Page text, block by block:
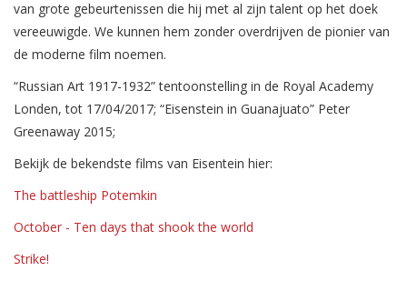
van grote gebeurtenissen die hij met al zijn talent op het doek
vereeuwigde. We kunnen hem zonder overdrijven de pionier van
de moderne film noemen.
“Russian Art 1917-1932” tentoonstelling in de Royal Academy
Londen, tot 17/04/2017; “Eisenstein in Guanajuato” Peter
Greenaway 2015;
Bekijk de bekendste films van Eisentein hier:
The battleship Potemkin
October - Ten days that shook the world
Strike!